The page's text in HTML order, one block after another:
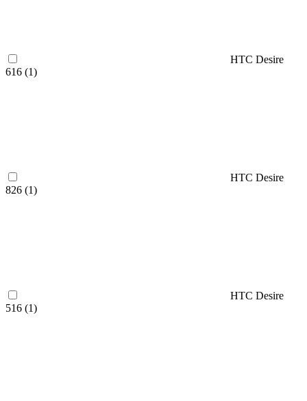
HTC Desire
616 (1)
HTC Desire
826 (1)
HTC Desire
516 (1)